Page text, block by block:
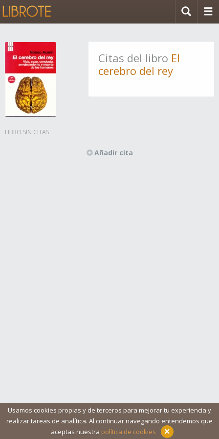
Usamos cookies propias y de terceros para mejorar tu experiencia y
realizar tareas de analítica. Al continuar navegando entendemos que
aceptas nuestra política de cookies ×
Citas del libro El
cerebro del rey
LIBRO SIN CITAS
Añadir cita
Aviso legal